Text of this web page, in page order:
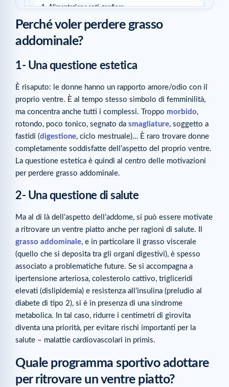
1- Alimentazione anti-gonfiore
2- Trattamenti mirati
Articoli correlati
Perché voler perdere grasso
addominale?
1- Una questione estetica
È risaputo: le donne hanno un rapporto amore/odio con il
proprio ventre. È al tempo stesso simbolo di femminilità,
ma concentra anche tutti i complessi. Troppo morbido,
rotondo, poco tonico, segnato da smagliature, soggetto a
fastidi (digestione, ciclo mestruale)… È raro trovare donne
completamente soddisfatte dell’aspetto del proprio ventre.
La questione estetica è quindi al centro delle motivazioni
per perdere grasso addominale.
2- Una questione di salute
Ma al di là dell’aspetto dell’addome, si può essere motivate
a ritrovare un ventre piatto anche per ragioni di salute. Il
grasso addominale, e in particolare il grasso viscerale
(quello che si deposita tra gli organi digestivi), è spesso
associato a problematiche future. Se si accompagna a
ipertensione arteriosa, colesterolo cattivo, trigliceridi
elevati (dislipidemia) e resistenza all’insulina (preludio al
diabete di tipo 2), si è in presenza di una sindrome
metabolica. In tal caso, ridurre i centimetri di girovita
diventa una priorità, per evitare rischi importanti per la
salute – malattie cardiovascolari in primis.
Quale programma sportivo adottare
per ritrovare un ventre piatto?